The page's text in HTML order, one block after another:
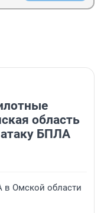
область
БПЛА
в Омской области